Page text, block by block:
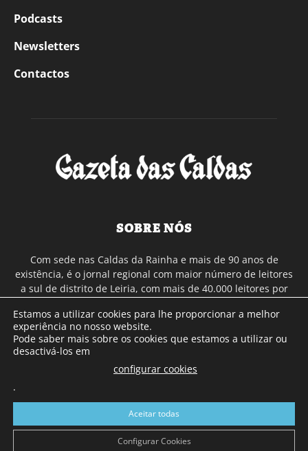
Podcasts
Newsletters
Contactos
SOBRE NÓS
Com sede nas Caldas da Rainha e mais de 90 anos de
existência, é o jornal regional com maior número de leitores
a sul de distrito de Leiria, com mais de 40.000 leitores por
Continental e assinatura online.
SIGA-NOS
Estamos a utilizar cookies para lhe proporcionar a melhor
experiência no nosso website.
Pode saber mais sobre os cookies que estamos a utilizar ou
desactivá-los em
configurar cookies
.
Aceitar todas
Configurar Cookies